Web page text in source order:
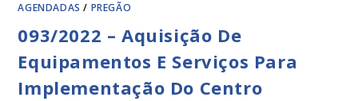
AGENDADAS / PREGÃO
093/2022 – Aquisição De
Equipamentos E Serviços Para
Implementação Do Centro